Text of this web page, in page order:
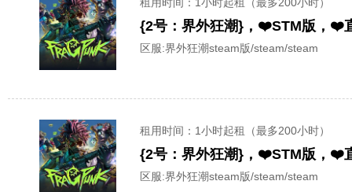
{2号：界外狂潮}，❤️STM版，❤️
区服:界外狂潮steam版/steam/steam
租用时间 ：1小时起租（最多200小时）
{2号：界外狂潮}，❤️STM版，❤️
区服:界外狂潮steam版/steam/steam